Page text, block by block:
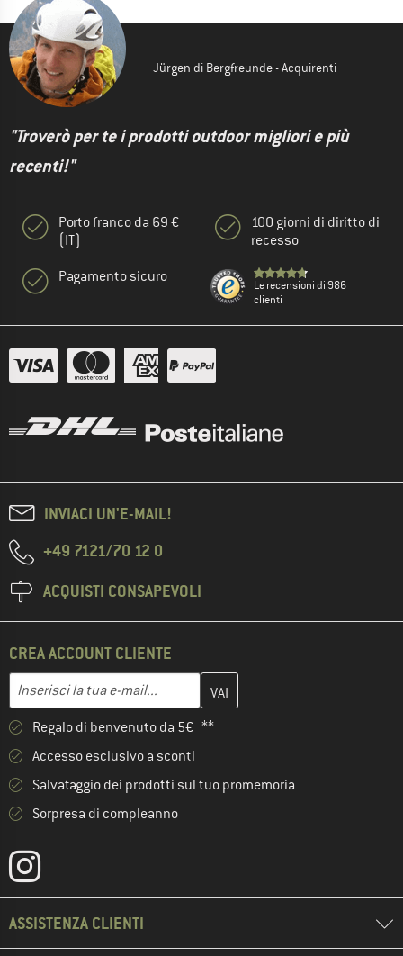
Jürgen di Bergfreunde - Acquirenti
"Troverò per te i prodotti outdoor migliori e più
recenti!"
Porto franco da 69 €
(IT)
Pagamento sicuro
100 giorni di diritto di
recesso
Le recensioni di 986
clienti
INVIACI UN'E-MAIL!
+49 7121/70 12 0
ACQUISTI CONSAPEVOLI
CREA ACCOUNT CLIENTE
Indirizzo e-mail
Inserisci qui il tuo indirizzo e-mail e crea il tuo account cliente
Regalo di benvenuto da 5€ **
Accesso esclusivo a sconti
Salvataggio dei prodotti sul tuo promemoria
Sorpresa di compleanno
ASSISTENZA CLIENTI